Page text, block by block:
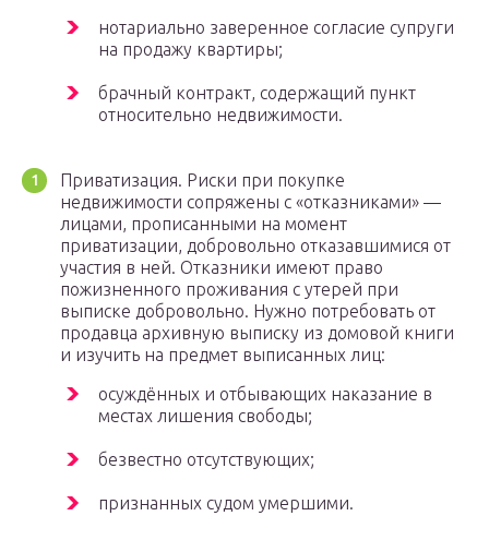
нотариально заверенное согласие супруги
на продажу квартиры;
брачный контракт, содержащий пункт
относительно недвижимости.
Приватизация. Риски при покупке
недвижимости сопряжены с «отказниками» —
лицами, прописанными на момент
приватизации, добровольно отказавшимися от
участия в ней. Отказники имеют право
пожизненного проживания с утерей при
выписке добровольно. Нужно потребовать от
продавца архивную выписку из домовой книги
и изучить на предмет выписанных лиц:
осуждённых и отбывающих наказание в
местах лишения свободы;
безвестно отсутствующих;
признанных судом умершими.